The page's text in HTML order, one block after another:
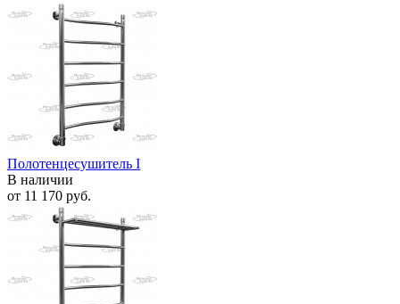
Полотенцесушитель I
В наличии
от 11 170 руб.